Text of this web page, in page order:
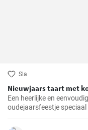
Sla
Nieuwjaars taart met
Een heerlijke en
oudejaarsfeestje
koekjesbodem, gevuld
perfecte afsluiting voor